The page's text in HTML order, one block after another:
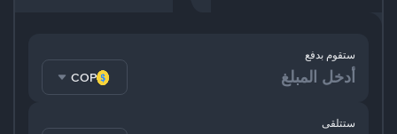
ستقوم بدفع
COP
ستتلقى